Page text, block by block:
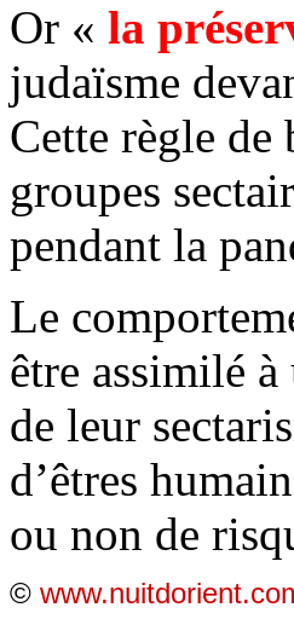
Or « la
judaïsme
Cette règle de
groupes
pendant la
Le
être assimilé
de leur
d’êtres
ou non de
©